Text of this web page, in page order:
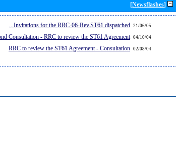
[Newsflashes]
21/06/05
Invitations for the RRC-06-Rev.ST61 dispatched...
04/10/04
Consultation - RRC to review the ST61 Agreement
02/08/04
RRC to review the ST61 Agreement - Consultation